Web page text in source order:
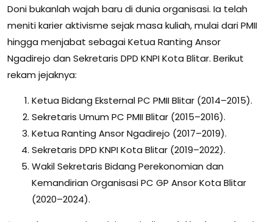
Doni bukanlah wajah baru di dunia organisasi. Ia telah
meniti karier aktivisme sejak masa kuliah, mulai dari PMII
hingga menjabat sebagai Ketua Ranting Ansor
Ngadirejo dan Sekretaris DPD KNPI Kota Blitar. Berikut
rekam jejaknya:
Ketua Bidang Eksternal PC PMII Blitar (2014–2015).
Sekretaris Umum PC PMII Blitar (2015–2016).
Ketua Ranting Ansor Ngadirejo (2017–2019).
Sekretaris DPD KNPI Kota Blitar (2019–2022).
Wakil Sekretaris Bidang Perekonomian dan
Kemandirian Organisasi PC GP Ansor Kota Blitar
(2020–2024).